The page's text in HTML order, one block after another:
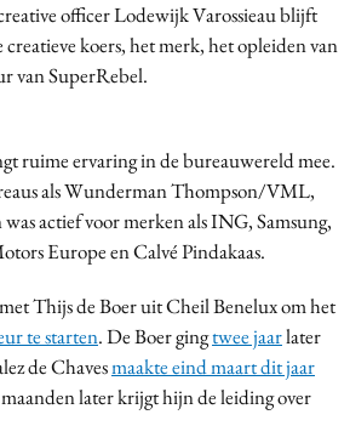
officer Lodewijk Varossieau blijft
koers, het merk, het opleiden van
van SuperRebel.
ruime ervaring in de bureauwereld mee.
als Wunderman Thompson/VML,
actief voor merken als ING, Samsung,
Europe en Calvé Pindakaas.
Thijs de Boer uit Cheil Benelux om het
te starten. De Boer gingtwee jaarlater
de Chavesmaakte eind maart dit jaar
later krijgt hijn de leiding over